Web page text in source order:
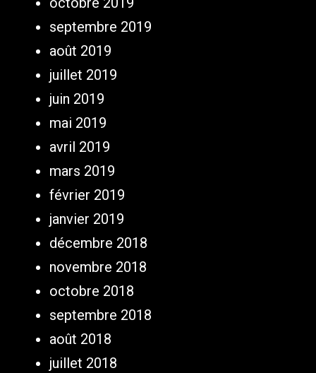
septembre 2019
août 2019
juillet 2019
juin 2019
mai 2019
avril 2019
mars 2019
février 2019
janvier 2019
décembre 2018
novembre 2018
octobre 2018
septembre 2018
août 2018
juillet 2018